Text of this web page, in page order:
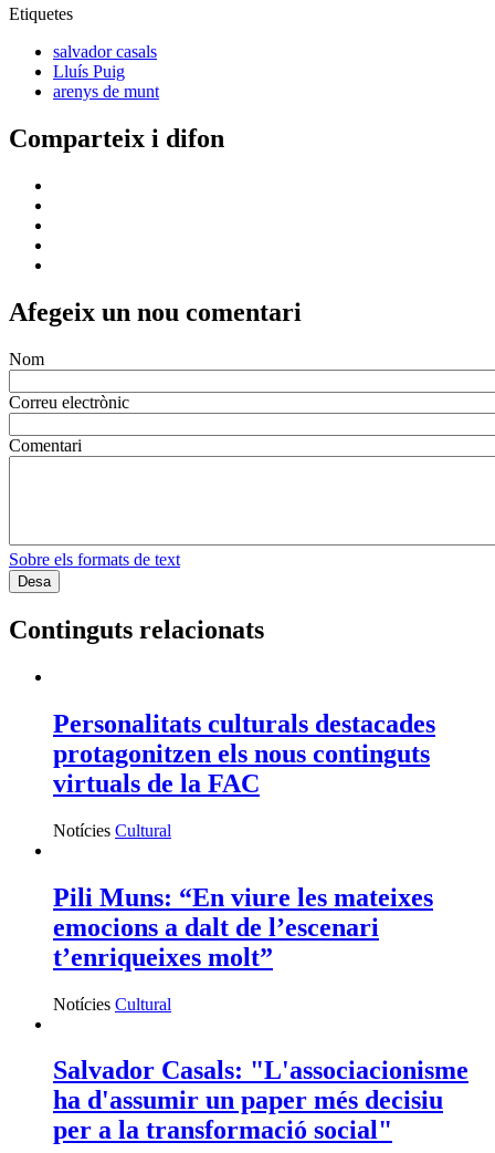
Etiquetes
salvador casals
Lluís Puig
arenys de munt
Comparteix i difon
Afegeix un nou comentari
Nom
Correu electrònic
Comentari
Sobre els formats de text
Continguts relacionats
Personalitats culturals destacades
protagonitzen els nous continguts
virtuals de la FAC
Notícies Cultural
Pili Muns: “En viure les mateixes
emocions a dalt de l’escenari
t’enriqueixes molt”
Notícies Cultural
Salvador Casals: "L'associacionisme
ha d'assumir un paper més decisiu
per a la transformació social"